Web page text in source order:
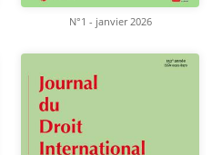
N°1 - janvier 2026